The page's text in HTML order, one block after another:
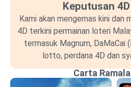
Keputusan
Kami akan mengemas kini dan
4D terkini permainan loteri
termasuk Magnum, DaMaCai
lotto, perdana 4D dan
Carta